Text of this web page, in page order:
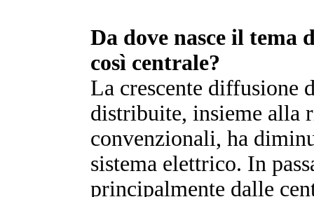
Da dove nasce il tema
così centrale?
La crescente
distribuite, insieme alla
convenzionali, ha
sistema elettrico. In
principalmente dalle